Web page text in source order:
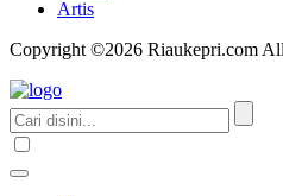
Artis
Copyright ©2026 Riaukepri.com